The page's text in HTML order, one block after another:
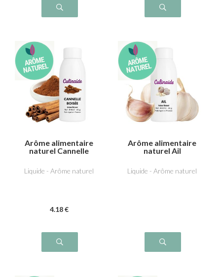
Arôme alimentaire
naturel Cannelle
Liquide - Arôme naturel
4.18 €
Arôme alimentaire
naturel Ail
Liquide - Arôme naturel